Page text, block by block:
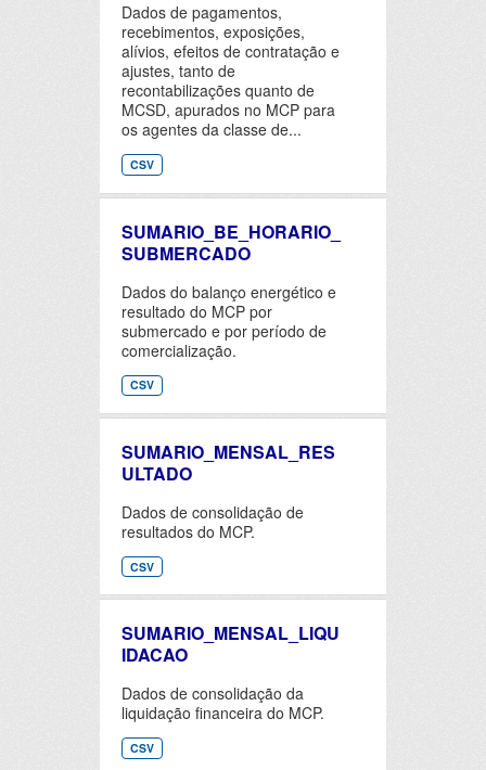
Dados de pagamentos,
recebimentos, exposições,
alívios, efeitos de contratação e
ajustes, tanto de
recontabilizações quanto de
MCSD, apurados no MCP para
os agentes da classe de...
CSV
SUMARIO_BE_HORARIO_
SUBMERCADO
Dados do balanço energético e
resultado do MCP por
submercado e por período de
comercialização.
CSV
SUMARIO_MENSAL_RES
ULTADO
Dados de consolidação de
resultados do MCP.
CSV
SUMARIO_MENSAL_LIQU
IDACAO
Dados de consolidação da
liquidação financeira do MCP.
CSV